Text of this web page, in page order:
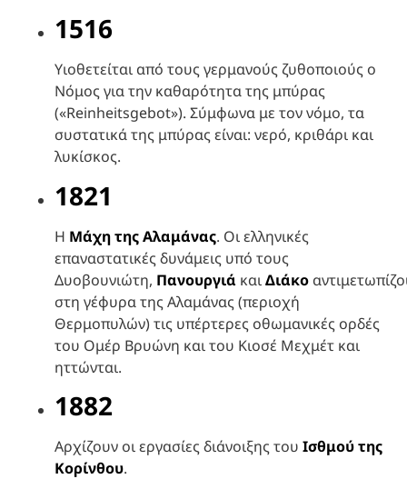
1516
Υιοθετείται από τους γερμανούς ζυθοποιούς ο
Νόμος για την καθαρότητα της μπύρας
(«Reinheitsgebot»). Σύμφωνα με τον νόμο, τα
συστατικά της μπύρας είναι: νερό, κριθάρι και
λυκίσκος.
1821
Η Μάχη της Αλαμάνας. Οι ελληνικές
επαναστατικές δυνάμεις υπό τους
Δυοβουνιώτη, Πανουργιά καιΔιάκο
στη γέφυρα της Αλαμάνας (περιοχή
Θερμοπυλών) τις υπέρτερες οθωμανικές ορδές
του Ομέρ Βρυώνη και του Κιοσέ Μεχμέτ και
ηττώνται.
1882
Αρχίζουν οι εργασίες διάνοιξης του Ισθμού της
Κορίνθου.